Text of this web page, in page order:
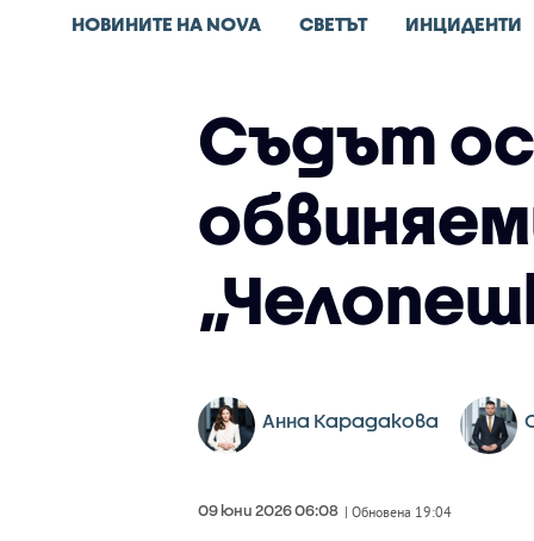
НОВИНИТЕ НА NOVA СВЕТЪТ ИНЦИДЕНТИ
Съдът
Анна Карадакова
09 юни 2026 06:08 | Обновена 19:04